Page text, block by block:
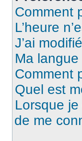
Comment
L’heure
J’ai
Ma
Comment
Quel est
Lorsque je
de me